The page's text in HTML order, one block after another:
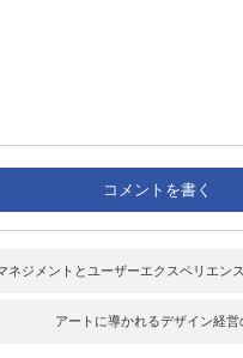
ネジメントとユーザーエクスペリエン
アートに導かれるデザイン経